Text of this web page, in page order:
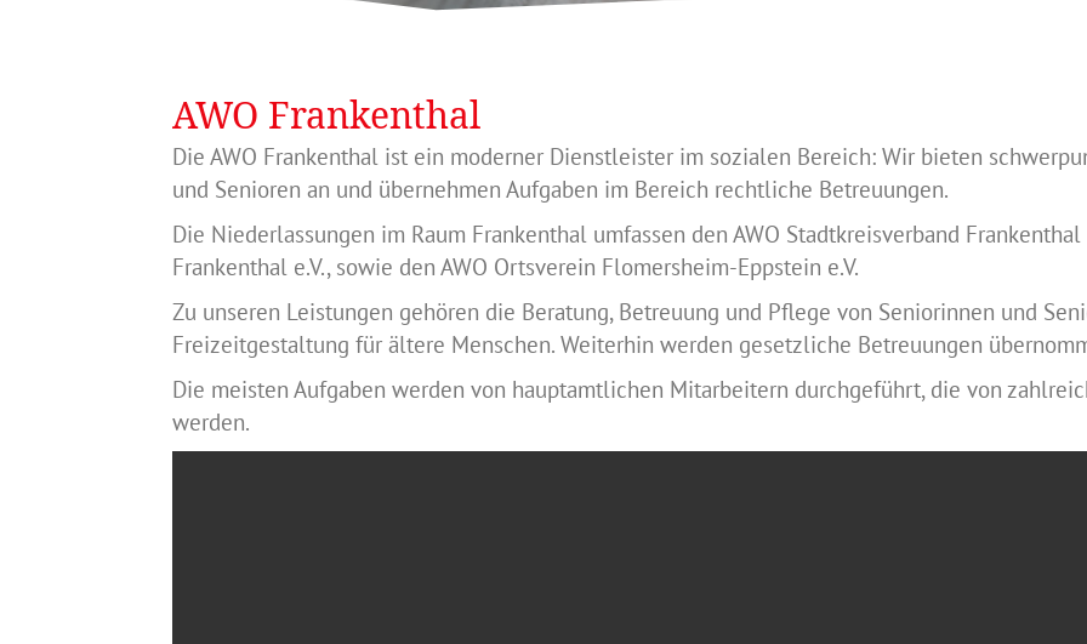
AWO Frankenthal
Die AWO Frankenthal ist ein moderner Dienstleister im sozialen Bereich: Wir bieten
und Senioren an und übernehmen Aufgaben im Bereich rechtliche Betreuungen.
Die Niederlassungen im Raum Frankenthal umfassen den AWO Stadtkreisverband Frankenthal
Frankenthal e.V., sowie den AWO Ortsverein Flomersheim-Eppstein e.V.
Zu unseren Leistungen gehören die Beratung, Betreuung und Pflege von Seniorinnen und
Freizeitgestaltung für ältere Menschen. Weiterhin werden gesetzliche Betreuungen
Die meisten Aufgaben werden von hauptamtlichen Mitarbeitern durchgeführt, die von
werden.